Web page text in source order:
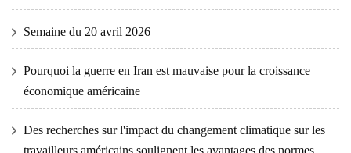
Semaine du 20 avril 2026
Pourquoi la guerre en Iran est mauvaise pour la croissance
économique américaine
Des recherches sur l'impact du changement climatique sur les
travailleurs américains soulignent les avantages des normes